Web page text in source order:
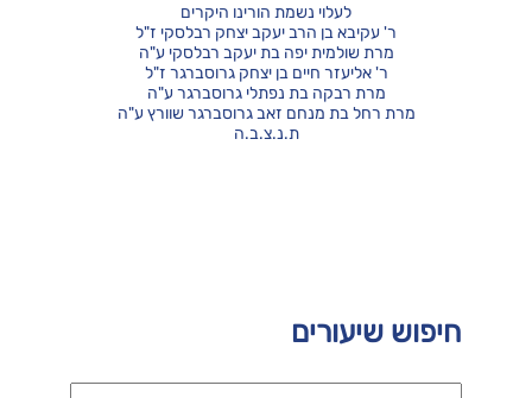
חיפוש שיעורים
לעלוי נשמת הורינו היקרים
ר' עקיבא בן הרב יעקב יצחק רבלסקי ז"ל
מרת שולמית יפה בת יעקב רבלסקי ע"ה
ר' אליעזר חיים בן יצחק גרוסברגר ז"ל
מרת רבקה בת נפתלי גרוסברגר ע"ה
מרת רחל בת מנחם זאב גרוסברגר שוורץ ע"ה
ת.נ.צ.ב.ה